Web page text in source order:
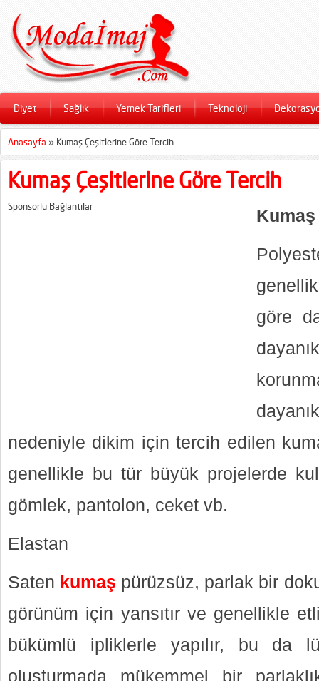
Diyet Sağlık Yemek Tarifleri Teknoloji
Anasayfa » Kumaş Çeşitlerine Göre Tercih
Kumaş Çeşitlerine Göre Tercih
Sponsorlu Bağlantılar
Kumaş
göre
nedeniyle dikim için tercih edilen
genellikle bu tür büyük projelerde
gömlek, pantolon, ceket vb.
Elastan
Saten kumaş pürüzsüz, parlak bir
görünüm için yansıtır ve genellikle
bükümlü ipliklerle yapılır, bu da
oluşturmada mükemmel bir